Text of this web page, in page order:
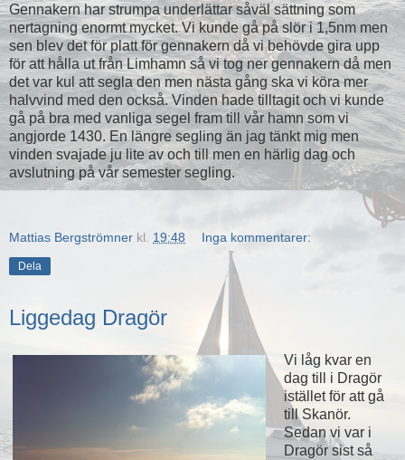
Gennakern har strumpa underlättar såväl sättning som
nertagning enormt mycket. Vi kunde gå på slör i 1,5nm men
sen blev det för platt för gennakern då vi behövde gira upp
för att hålla ut från Limhamn så vi tog ner gennakern då men
det var kul att segla den men nästa gång ska vi köra mer
halvvind med den också. Vinden hade tilltagit och vi kunde
gå på bra med vanliga segel fram till vår hamn som vi
angjorde 1430. En längre segling än jag tänkt mig men
vinden svajade ju lite av och till men en härlig dag och
avslutning på vår semester segling.
Mattias Bergströmner kl. 19:48 Inga kommentarer:
Dela
Liggedag Dragör
Vi låg kvar en
dag till i Dragör
istället för att gå
till Skanör.
Sedan vi var i
Dragör sist så